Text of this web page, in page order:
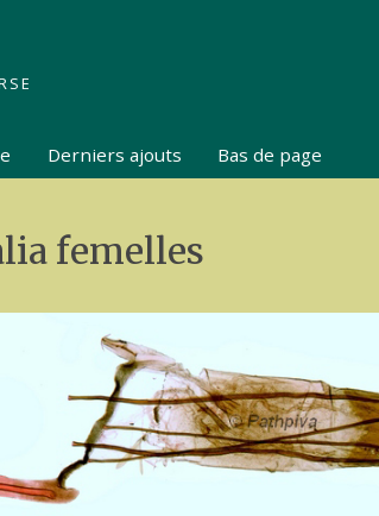
Derniers ajouts Bas de page
femelles